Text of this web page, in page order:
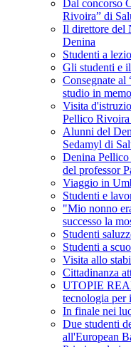
Dal concorso
Rivoira” di
Il direttore del
Denina
Studenti a
Gli studenti e
Consegnate
studio in
Visita
Pellico
Alunni del
Sedamyl di
Denina
del professor
Viaggio in
Studenti e
"Mio nonno
successo la
Studenti
Studenti a
Visita allo
Cittadinanza
UTOPIE
tecnologia per
In finale nei
Due studenti
all'European